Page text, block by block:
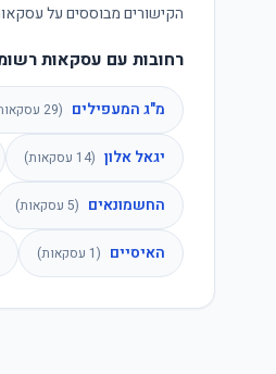
הקישורים מבוססים על
רחובות עם עסקאות
מ"ג המעפילים (
29
יגאל אלון (
14 עסקאות)
החשמונאים (
5 עסקאות)
האיסיים (
1 עסקאות)